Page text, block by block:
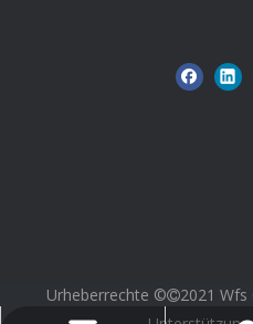
Urheberrechte ©2021 Wfs